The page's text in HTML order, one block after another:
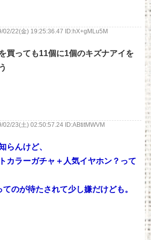
02/22(金) 19:25:36.47 ID:hX+gMLu5M
買っても11個に1個のキズナアイを
02/23(土) 02:50:57.24 ID:ABtitMWVM
らんけど、
カラーガチャ＋人気イヤホン？って
のが待たされて少し嫌だけども。